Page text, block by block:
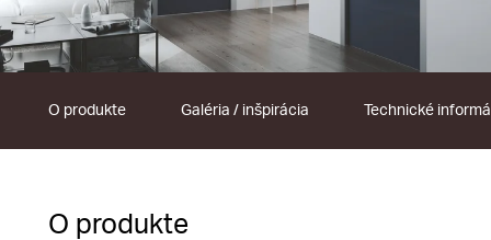
O produkte Galéria / inšpirácia Technické
O produkte